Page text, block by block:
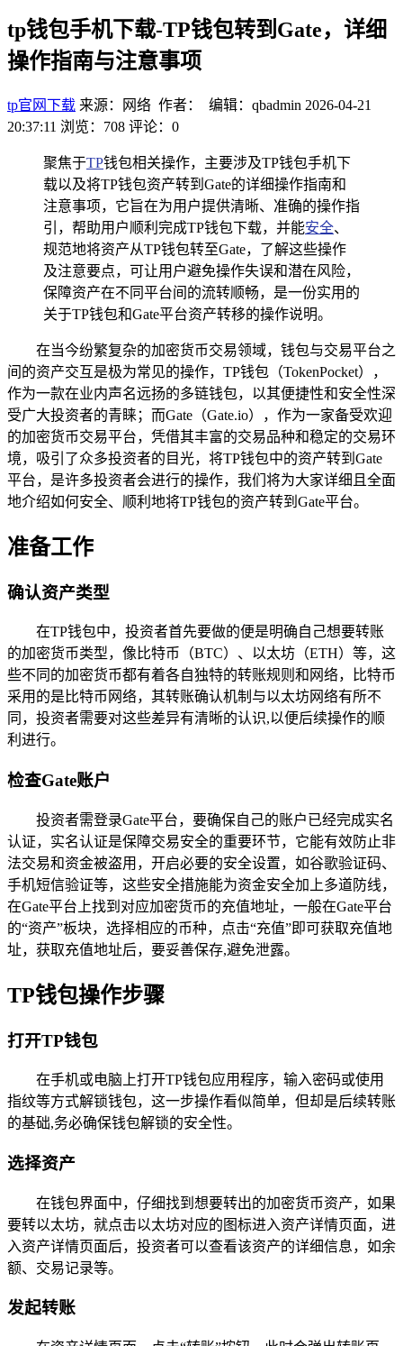
tp钱包手机下载-TP钱包转到Gate，详细
操作指南与注意事项
tp官网下载 来源：网络 作者： 编辑：qbadmin 2026-04-21
20:37:11 浏览：708 评论：0
聚焦于TP钱包相关操作，主要涉及TP钱包手机下
载以及将TP钱包资产转到Gate的详细操作指南和
注意事项，它旨在为用户提供清晰、准确的操作指
引，帮助用户顺利完成TP钱包下载，并能安全、
规范地将资产从TP钱包转至Gate，了解这些操作
及注意要点，可让用户避免操作失误和潜在风险，
保障资产在不同平台间的流转顺畅，是一份实用的
关于TP钱包和Gate平台资产转移的操作说明。
在当今纷繁复杂的加密货币交易领域，钱包与交易平台之
间的资产交互是极为常见的操作，TP钱包（TokenPocket），
作为一款在业内声名远扬的多链钱包，以其便捷性和安全性深
受广大投资者的青睐；而Gate（Gate.io），作为一家备受欢迎
的加密货币交易平台，凭借其丰富的交易品种和稳定的交易环
境，吸引了众多投资者的目光，将TP钱包中的资产转到Gate
平台，是许多投资者会进行的操作，我们将为大家详细且全面
地介绍如何安全、顺利地将TP钱包的资产转到Gate平台。
准备工作
确认资产类型
在TP钱包中，投资者首先要做的便是明确自己想要转账
的加密货币类型，像比特币（BTC）、以太坊（ETH）等，这
些不同的加密货币都有着各自独特的转账规则和网络，比特币
采用的是比特币网络，其转账确认机制与以太坊网络有所不
同，投资者需要对这些差异有清晰的认识,以便后续操作的顺
利进行。
检查Gate账户
投资者需登录Gate平台，要确保自己的账户已经完成实名
认证，实名认证是保障交易安全的重要环节，它能有效防止非
法交易和资金被盗用，开启必要的安全设置，如谷歌验证码、
手机短信验证等，这些安全措施能为资金安全加上多道防线，
在Gate平台上找到对应加密货币的充值地址，一般在Gate平台
的“资产”板块，选择相应的币种，点击“充值”即可获取充值地
址，获取充值地址后，要妥善保存,避免泄露。
TP钱包操作步骤
打开TP钱包
在手机或电脑上打开TP钱包应用程序，输入密码或使用
指纹等方式解锁钱包，这一步操作看似简单，但却是后续转账
的基础,务必确保钱包解锁的安全性。
选择资产
在钱包界面中，仔细找到想要转出的加密货币资产，如果
要转以太坊，就点击以太坊对应的图标进入资产详情页面，进
入资产详情页面后，投资者可以查看该资产的详细信息，如余
额、交易记录等。
发起转账